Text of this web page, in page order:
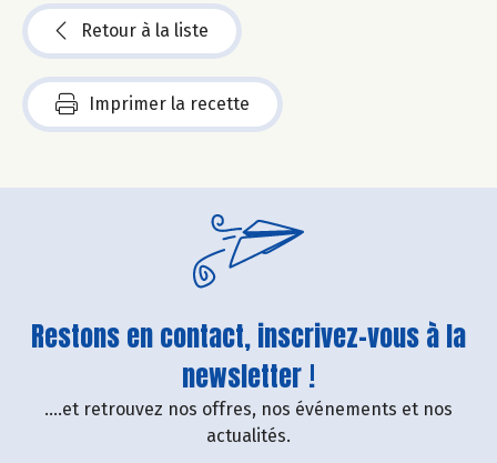
Retour à la liste
Imprimer la recette
Restons en contact, inscrivez-vous à la
newsletter !
....et retrouvez nos offres, nos événements et nos
actualités.